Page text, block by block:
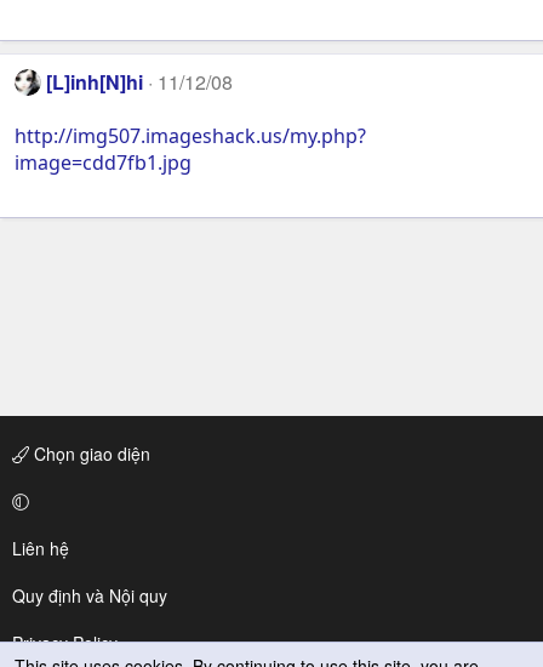
[L]inh[N]hi 11/12/08
http://img507.imageshack.us/my.php?
image=cdd7fb1.jpg
Chọn giao diện
Liên hệ
Quy định và Nội quy
Privacy Policy